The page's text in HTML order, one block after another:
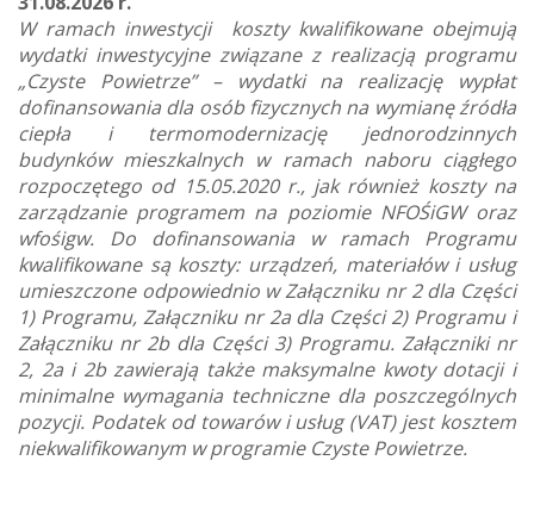
W ramach inwestycji koszty kwalifikowane obejmują
wydatki inwestycyjne związane z realizacją programu
„Czyste Powietrze” – wydatki na realizację wypłat
dofinansowania dla osób fizycznych na wymianę źródła
ciepła i termomodernizację jednorodzinnych
budynków mieszkalnych w ramach naboru ciągłego
rozpoczętego od 15.05.2020 r., jak również koszty na
zarządzanie programem na poziomie NFOŚiGW oraz
wfośigw. Do dofinansowania w ramach Programu
kwalifikowane są koszty: urządzeń, materiałów i usług
umieszczone odpowiednio w Załączniku nr 2 dla Części
1) Programu, Załączniku nr 2a dla Części 2) Programu i
Załączniku nr 2b dla Części 3) Programu. Załączniki nr
2, 2a i 2b zawierają także maksymalne kwoty dotacji i
minimalne wymagania techniczne dla poszczególnych
pozycji. Podatek od towarów i usług (VAT) jest kosztem
niekwalifikowanym w programie Czyste Powietrze.